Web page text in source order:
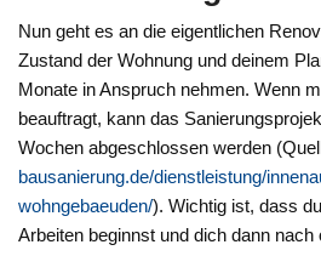
Nun geht es an die eigentlichen
Zustand der Wohnung und deinem
Monate in Anspruch nehmen. Wenn
beauftragt, kann das
Wochen abgeschlossen werden
bausanierung.de/dienstleistung/
wohngebaeuden/). Wichtig ist, dass
Arbeiten beginnst und dich dann nach